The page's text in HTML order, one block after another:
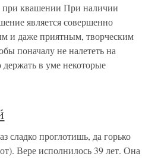
при квашении При наличии
является совершенно
и даже приятным, творческим
поначалу не налететь на
в уме некоторые
сладко проглотишь, да горько
Вере исполнилось 39 лет. Она